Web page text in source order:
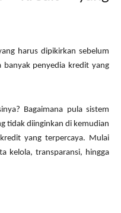
harus dipikirkan sebelum
penyedia kredit yang
Bagaimana pula sistem
tidak diinginkan di kemudian
yang terpercaya. Mulai
kelola, transparansi, hingga